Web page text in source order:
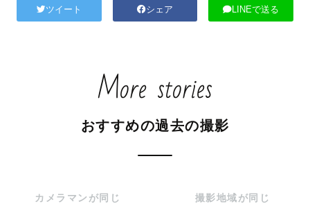
ツイート シェア LINEで送る
More stories
おすすめの過去の撮影
カメラマンが同じ 撮影地域が同じ